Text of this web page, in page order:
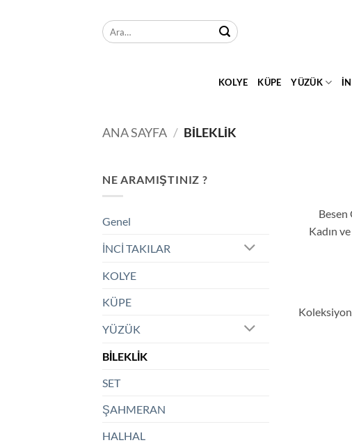
Ara:
KOLYE KÜPE YÜZÜK
ANA SAYFA / BİLEKLİK
NE ARAMIŞTINIZ ?
Genel
İNCİ TAKILAR
KOLYE
KÜPE
YÜZÜK
BİLEKLİK
SET
ŞAHMERAN
HALHAL
Besen
Kadın